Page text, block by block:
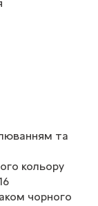
та
кольору
чорного